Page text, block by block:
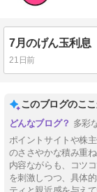
7月のげん玉利息
21日前
このブログのこ
多彩
ポイントサイトや株
のささやかな積み重
内容ながらも、コツ
を刺激しつつ、具体